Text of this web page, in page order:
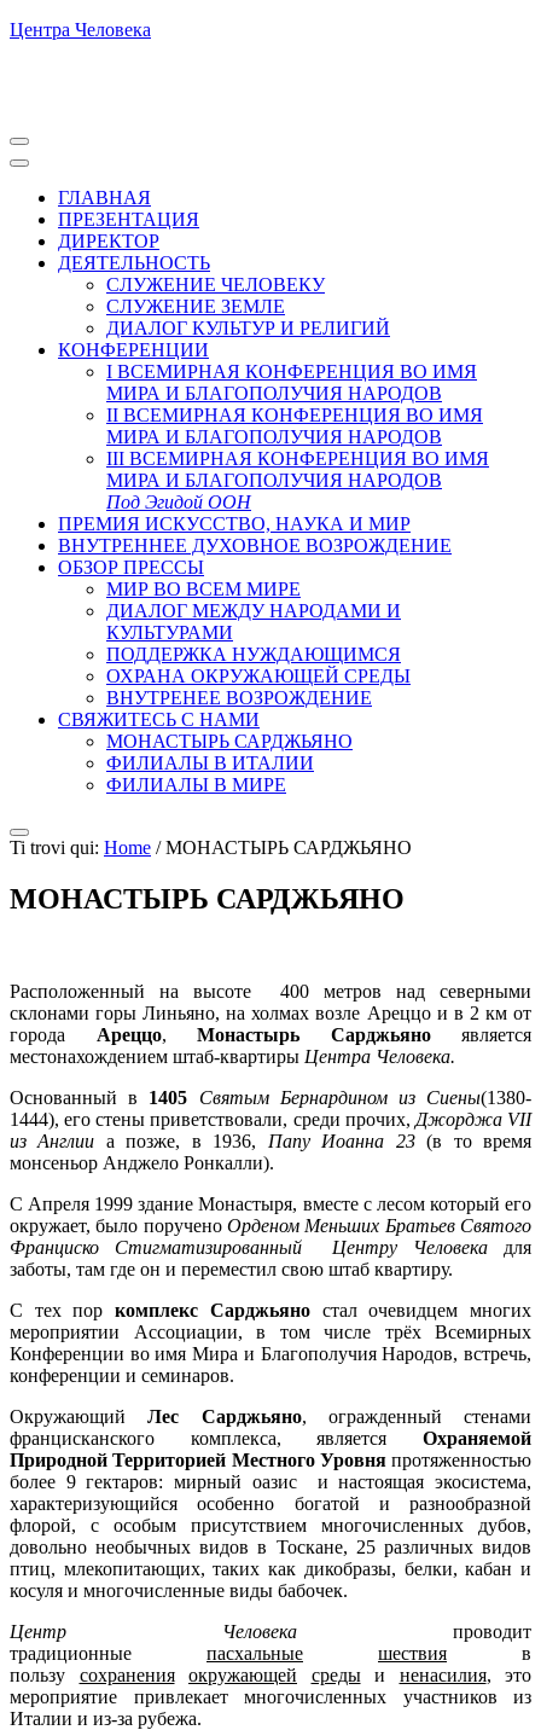
Центра Человека
ГЛАВНАЯ
ПРЕЗЕНТАЦИЯ
ДИРЕКТОР
ДЕЯТЕЛЬНОСТЬ
СЛУЖЕНИЕ ЧЕЛОВЕКУ
СЛУЖЕНИЕ ЗЕМЛЕ
ДИАЛОГ КУЛЬТУР И РЕЛИГИЙ
КОНФЕРЕНЦИИ
I ВСЕМИРНАЯ КОНФЕРЕНЦИЯ ВО ИМЯ
МИРА И БЛАГОПОЛУЧИЯ НАРОДОВ
II ВСЕМИРНАЯ КОНФЕРЕНЦИЯ ВО ИМЯ
МИРА И БЛАГОПОЛУЧИЯ НАРОДОВ
III ВСЕМИРНАЯ КОНФЕРЕНЦИЯ ВО ИМЯ
МИРА И БЛАГОПОЛУЧИЯ НАРОДОВ
Под Эгидой ООН
ПРЕМИЯ ИСКУССТВО, НАУКА И МИР
ВНУТРЕННЕЕ ДУХОВНОЕ ВОЗРОЖДЕНИЕ
ОБЗОР ПРЕССЫ
МИР ВО ВСЕМ МИРЕ
ДИАЛОГ МЕЖДУ НАРОДАМИ И
КУЛЬТУРАМИ
ПОДДЕРЖКА НУЖДАЮЩИМСЯ
ОХРАНА ОКРУЖАЮЩЕЙ СРЕДЫ
ВНУТРЕНЕЕ ВОЗРОЖДЕНИЕ
СВЯЖИТЕСЬ С НАМИ
МОНАСТЫРЬ САРДЖЬЯНО
ФИЛИАЛЫ В ИТАЛИИ
ФИЛИАЛЫ В МИРЕ
Ti trovi qui: Home /МОНАСТЫРЬ САРДЖЬЯНО
МОНАСТЫРЬ САРДЖЬЯНО
Расположенный на высоте 400 метров над северными
склонами горы Линьяно, на холмах возле Ареццо и в 2 км от
города Ареццо, Монастырь Сарджьяноявляется
местонахождением штаб-квартиры Центра Человека.
Основанный в 1405 Святым Бернардином из Сиены(1380-
1444), его стены приветствовали, среди прочих, Джорджа VII
из Англии а позже, в 1936, Папу Иоанна 23(в то время
монсеньор Анджело Ронкалли).
С Апреля 1999 здание Монастыря, вместе с лесом который его
окружает, было поручено Орденом Меньших Братьев Святого
Франциско Стигматизированный Центру Человека для
заботы, там где он и переместил свою штаб квартиру.
С тех поркомплекс Сарджьяностал очевидцем многих
мероприятии Ассоциации, в том числе трёх Всемирных
Конференции во имя Мира и Благополучия Народов, встречь,
конференции и семинаров.
ОкружающийЛес Сарджьяно, огражденный стенами
францисканского комплекса, является Охраняемой
Природной Территорией Местного Уровня протяженностью
более 9 гектаров: мирный оазис и настоящая экосистема,
характеризующийся особенно богатой и разнообразной
флорой, с особым присутствием многочисленных дубов,
довольно необычных видов в Тоскане, 25 различных видов
птиц, млекопитающих, таких как дикобразы, белки, кабан и
косуля и многочисленные виды бабочек.
Центр
Человека проводит
традиционные пасхальные шествия в
пользу сохранения окружающей средыи ненасилия, это
мероприятие привлекает многочисленных участников из
Италии и из-за рубежа.